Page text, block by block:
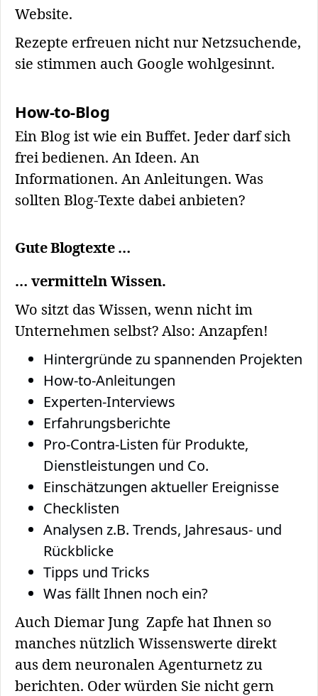
Website.
Rezepte erfreuen nicht nur Netzsuchende,
sie stimmen auch Google wohlgesinnt.
How-to-Blog
Ein Blog ist wie ein Buffet. Jeder darf sich
frei bedienen. An Ideen. An
Informationen. An Anleitungen. Was
sollten Blog-Texte dabei anbieten?
Gute Blogtexte …
… vermitteln Wissen.
Wo sitzt das Wissen, wenn nicht im
Unternehmen selbst? Also: Anzapfen!
Hintergründe zu spannenden Projekten
How-to-Anleitungen
Experten-Interviews
Erfahrungsberichte
Pro-Contra-Listen für Produkte,
Dienstleistungen und Co.
Einschätzungen aktueller Ereignisse
Checklisten
Analysen z.B. Trends, Jahresaus- und
Rückblicke
Tipps und Tricks
Was fällt Ihnen noch ein?
Auch Diemar Jung Zapfe hat Ihnen so
manches nützlich Wissenswerte direkt
aus dem neuronalen Agenturnetz zu
berichten. Oder würden Sie nicht gern